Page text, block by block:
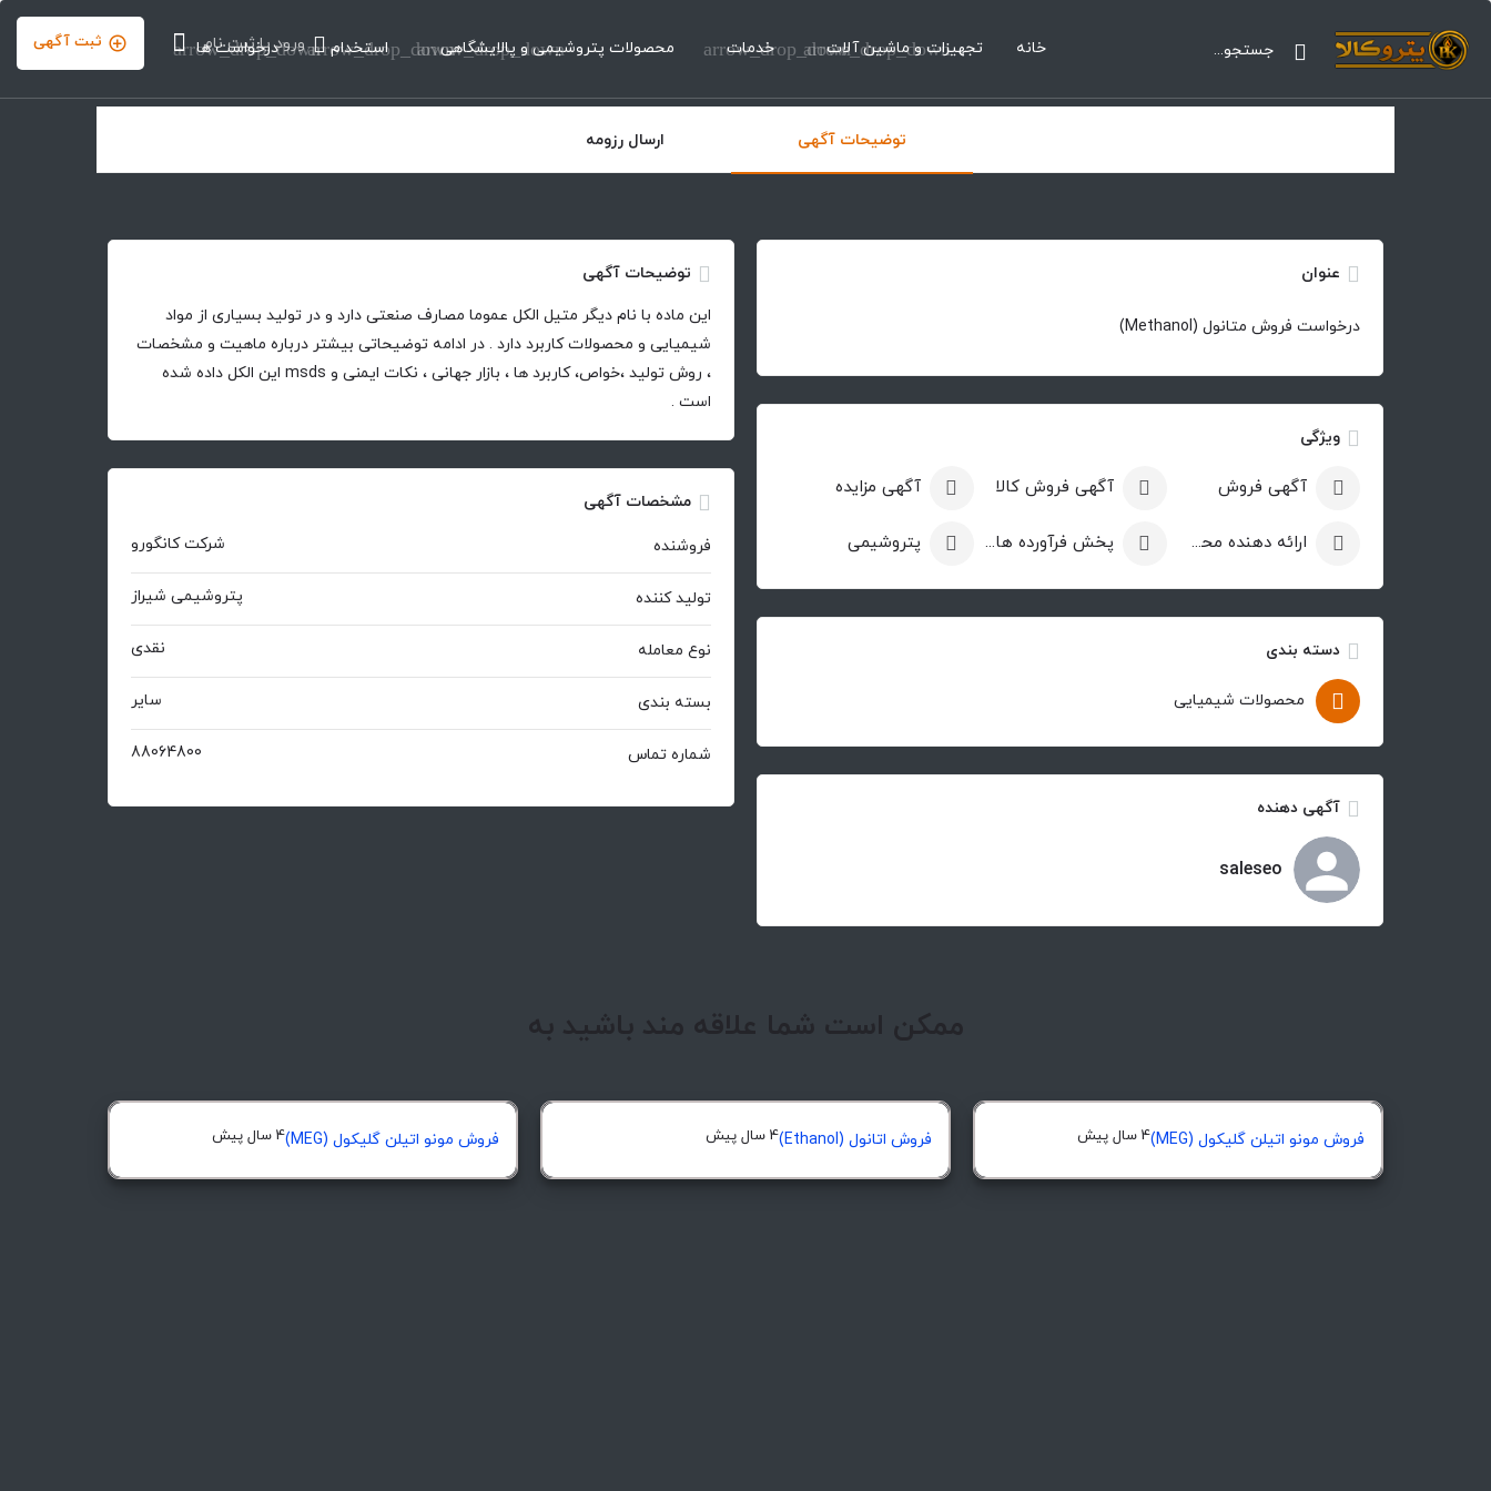
ورود یا ثبت نام ثبت آگهی خانه تجهیزات و ماشین آلات
arrow_drop_down خدمات
arrow_drop_down محصولات پتروشیمی و پالایشگاهی
arrow_drop_down استخدام
arrow_drop_down درخواست ها
arrow_drop_down
توضیحات آگهی ارسال رزومه
عنوان
درخواست فروش متانول (Methanol)
توضیحات آگهی
این ماده با نام دیگر متیل الکل عموما مصارف صنعتی دارد و در تولید بسیاری از مواد
شیمیایی و محصولات کاربرد دارد . در ادامه توضیحاتی بیشتر درباره ماهیت و مشخصات
، روش تولید ،خواص، کاربرد ها ، بازار جهانی ، نکات ایمنی و msds این الکل داده شده
است .
ویژگی
آگهی فروش آگهی فروش کالا آگهی مزایده
ارائه دهنده محصولات پخش فرآورده های نفتی پتروشیمی
مشخصات آگهی
فروشنده شرکت کانگورو
تولید کننده پتروشیمی شیراز
نوع معامله نقدی
بسته بندی سایر
شماره تماس 88064800
دسته بندی
محصولات شیمیایی
آگهی دهنده
saleseo
ممکن است شما علاقه مند باشید به
فروش مونو اتیلن گلیکول (MEG) 4 سال پیش فروش اتانول (Ethanol) 4 سال پیش فروش مونو اتیلن گلیکول (MEG) 4 سال پیش